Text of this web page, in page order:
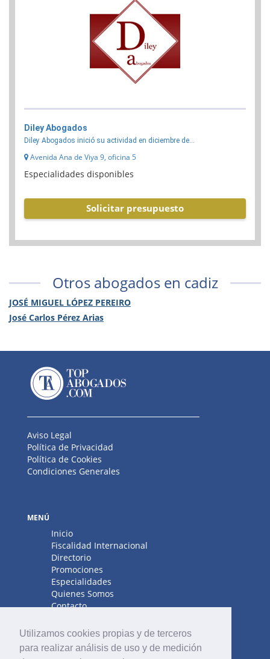
Utilizamos cookies propias y de terceros
para realizar análisis de uso y de medición
Diley Abogados
Diley Abogados inició su actividad en diciembre de...
Avenida Ana de Viya 9, oficina 5
Especialidades disponibles
Solicitar presupuesto
Otros abogados en cadiz
JOSÉ MIGUEL LÓPEZ PEREIRO
José Carlos Pérez Arias
Aviso Legal
Política de Privacidad
Política de Cookies
Condiciones Generales
MENÚ
Inicio
Fiscalidad Internacional
Directorio
Promociones
Especialidades
Quienes Somos
Contacto
¿ERES UN PROFESIONAL?